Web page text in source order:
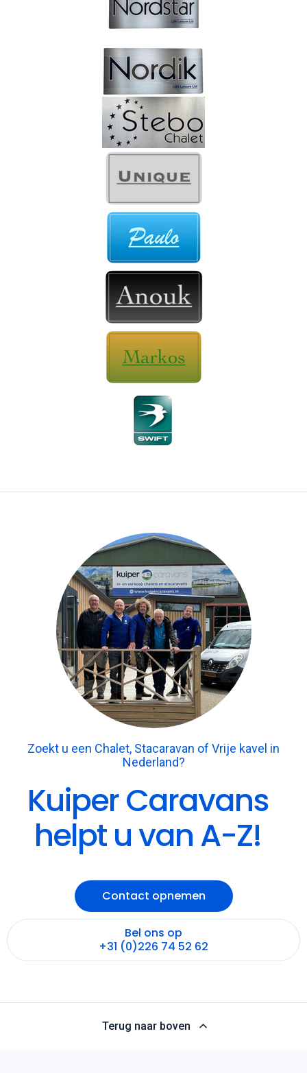
Zoekt u een Chalet, Stacaravan of Vrije kavel in
Nederland?
Kuiper Caravans
helpt u van A-Z!
Contact opnemen
Bel ons op
+31 (0)226 74 52 62
Terug naar boven